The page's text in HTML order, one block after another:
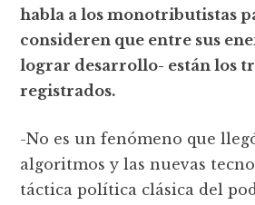
habla a los monotributistas
consideren que entre sus
lograr desarrollo- están los
registrados.
-No es un fenómeno que
algoritmos y las nuevas
táctica política clásica del